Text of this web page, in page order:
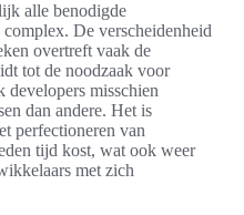
alle benodigde
De verscheidenheid
overtreft vaak de
tot de noodzaak voor
developers misschien
dan andere. Het is
perfectioneren van
tijd kost, wat ook weer
met zich